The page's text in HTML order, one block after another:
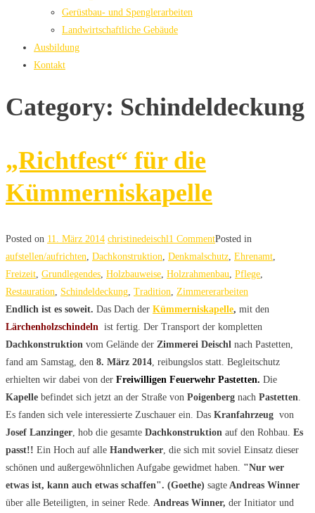
Gerüstbau- und Spenglerarbeiten
Landwirtschaftliche Gebäude
Ausbildung
Kontakt
Category: Schindeldeckung
„Richtfest“ für die
Kümmerniskapelle
Posted on 11. März 2014 christinedeischl 1 CommentPosted in
aufstellen/aufrichten Dachkonstruktion Denkmalschutz Ehrenamt
Freizeit Grundlegendes Holzbauweise Holzrahmenbau Pflege
Restauration
Schindeldeckung Tradition
Zimmererarbeiten
Endlich ist es soweit. Das Dach der Kümmerniskapelle, mit den
Lärchenholzschindeln ist fertig. Der Transport der kompletten
Dachkonstruktion vom Gelände der Zimmerei Deischl nach Pastetten,
fand am Samstag, den 8. März 2014 , reibungslos statt. Begleitschutz
erhielten wir dabei von der Freiwilligen Feuerwehr Pastetten. Die
Kapelle befindet sich jetzt an der Straße von Poigenberg nach Pastetten
Es fanden sich vele interessierte Zuschauer ein. Das Kranfahrzeug von
Josef Lanzinger , hob die gesamte Dachkonstruktion auf den Rohbau. Es
passt!! Ein Hoch auf alle Handwerker , die sich mit soviel Einsatz dieser
schönen und außergewöhnlichen Aufgabe gewidmet haben. "Nur wer
etwas ist, kann auch etwas schaffen". (Goethe) sagte Andreas Winner
über alle Beteiligten, in seiner Rede. Andreas Winner, der Initiator und